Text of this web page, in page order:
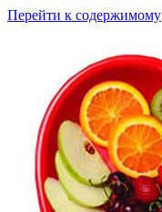
Перейти к содержимому